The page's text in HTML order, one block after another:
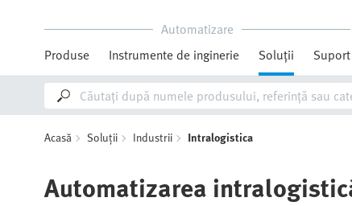
Automatizare
Produse
Instrumente de inginerie Soluții Suport
Acasă Soluții Industrii Intralogistica
Automatizarea